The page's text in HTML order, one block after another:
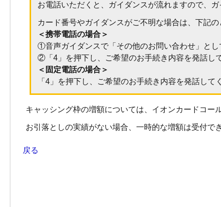
お電話いただくと、ガイダンスが流れますので、
カード番号やガイダンスがご不明な場合は、下記
＜携帯電話の場合＞
①音声ガイダンスで「その他のお問い合わせ」と
②「4」を押下し、ご希望のお手続き内容を発話し
＜固定電話の場合＞
「4」を押下し、ご希望のお手続き内容を発話して
キャッシング枠の増額については、イオンカードコー
お引落としの実績がない場合、一時的な増額は受付で
戻る